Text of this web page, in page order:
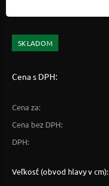
SKLADOM
Cena s DPH:
Cena za:
Cena bez DPH:
DPH:
Veľkosť (obvod hlavy v cm):